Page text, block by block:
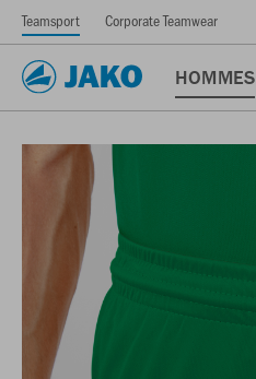
Teamsport Corporate Teamwear
HOMMES